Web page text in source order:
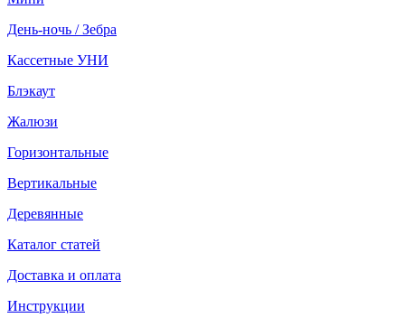
День-ночь / Зебра
Кассетные УНИ
Блэкаут
Жалюзи
Горизонтальные
Вертикальные
Деревянные
Каталог статей
Доставка и оплата
Инструкции